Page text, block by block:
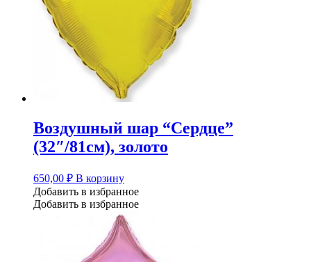
Воздушный шар “Сердце”
(32″/81см), золото
650,00 ₽ В корзину
Добавить в избранное
Добавить в избранное